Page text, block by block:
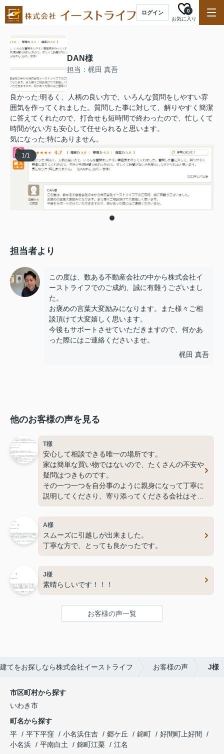
ログイン
お気に入り
0
DAN様
担当：梶田 真吾
良かった:明るく、人柄の良い方で、いろんな質問をしやすい雰
囲気を作ってくれました。質問した事に対して、解りやすく簡潔
に答えてくれたので、打合せも短時間で終わったので、忙しくて
時間がない方も安心して任せられると思います。
気になった:特にありません。
1/1
担当者より
この度は、数ある不動産会社の中から株式会社イ
ーストライフでのご成約、誠に有難うございまし
た。
お褒めの言葉大変励みになります。また様々ご相
談頂けて大変嬉しく思います。
今後もサポートさせていただきますので、何かあ
った際にはご連絡くださいませ。
梶田 真吾
他のお客様の声を見る
T様
安心して相談できる唯一の場所です。
家は簡単な買い物ではないので、たくさんの不安や
疑問はつきものです。
その一つ一つを自分事のように親身になって丁寧に
説明してくださり、寄り添ってくださる会社はそう
目線で速やかに行動している姿には脱帽です。
A様
スムーズに引越しが出来ました。
丁寧な方で、とっても良かったです。
J様
素晴らしいです！！！
お客様の声一覧
てをお探しなら株式会社イーストライフ お客様の声 J様
市区町村から探す
いわき市
町名から探す
平
平下平窪 小名浜住吉 郷ケ丘 錦町
好間町上好間
小名浜
平南白土 錦町江栗
江名